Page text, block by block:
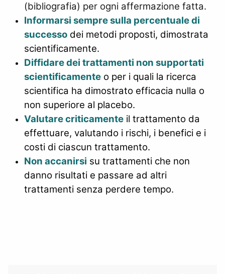
(bibliografia) per ogni affermazione fatta.
Informarsi sempre sulla percentuale di
successo dei metodi proposti, dimostrata
scientificamente.
Diffidare dei trattamenti non supportati
scientificamente o per i quali la ricerca
scientifica ha dimostrato efficacia nulla o
non superiore al placebo.
Valutare criticamente il trattamento da
effettuare, valutando i rischi, i benefici e i
costi di ciascun trattamento.
Non accanirsi su trattamenti che non
danno risultati e passare ad altri
trattamenti senza perdere tempo.